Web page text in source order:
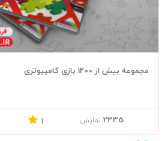
مجموعه بیش از 1200 بازی کامپیوتری
2335 نمایش 1